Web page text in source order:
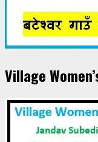
Village